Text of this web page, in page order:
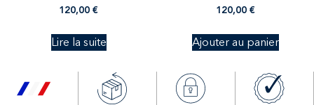
120,00 €
Lire la suite
120,00 €
Ajouter au panier